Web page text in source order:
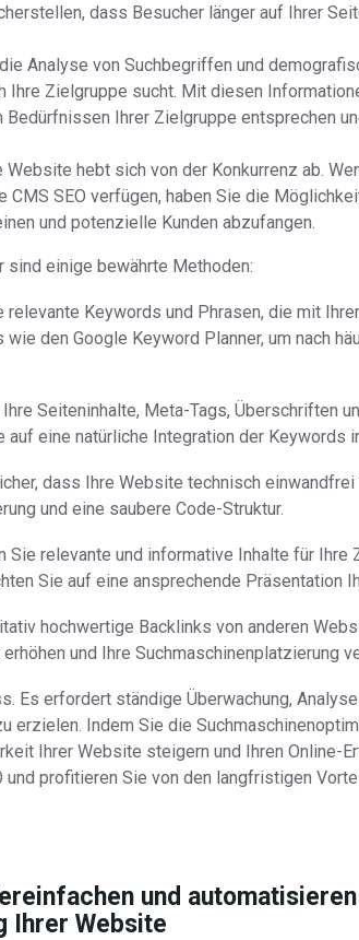
dass Besucher länger auf Ihrer
Analyse von Suchbegriffen und
Ihre Zielgruppe sucht. Mit diesen
Ihrer Zielgruppe entsprechen
hebt sich von der Konkurrenz ab.
SEO verfügen, haben Sie die
und potenzielle Kunden abzufangen.
sind einige bewährte Methoden:
Keywords und Phrasen, die mit
den Google Keyword Planner, um nach
Seiteninhalte, Meta-Tags, Überschriften
eine natürliche Integration der Keywords
dass Ihre Website technisch einwandfrei
und eine saubere Code-Struktur.
Sie relevante und informative Inhalte für Ihre
Sie auf eine ansprechende Präsentation
hochwertige Backlinks von anderen
und Ihre Suchmaschinenplatzierung
Es erfordert ständige Überwachung,
erzielen. Indem Sie die
Ihrer Website steigern und Ihren Online-
und profitieren Sie von den langfristigen
und
Ihrer Website